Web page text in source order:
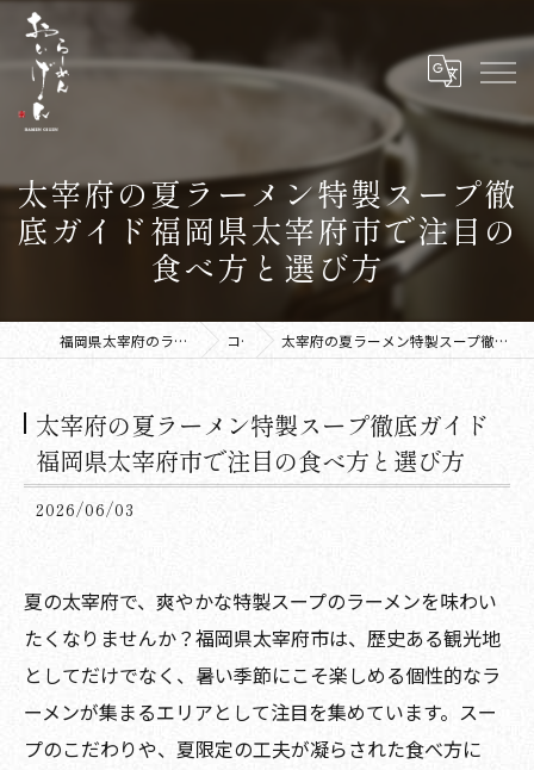
太宰府の夏ラーメン特製スープ徹
底ガイド福岡県太宰府市で注目の
食べ方と選び方
福岡県太宰府のラーメンならラーメン おいげん コラム 太宰府の夏ラーメン特製スープ徹底ガイド福岡県太宰府市で注目の食べ方と選び方
太宰府の夏ラーメン特製スープ徹底ガイド
福岡県太宰府市で注目の食べ方と選び方
2026/06/03
夏の太宰府で、爽やかな特製スープのラーメンを味わい
たくなりませんか？福岡県太宰府市は、歴史ある観光地
としてだけでなく、暑い季節にこそ楽しめる個性的なラ
ーメンが集まるエリアとして注目を集めています。スー
プのこだわりや、夏限定の工夫が凝らされた食べ方に